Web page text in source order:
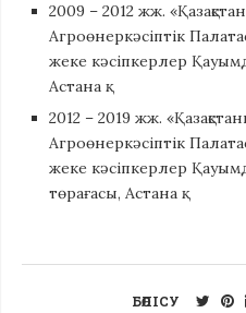
2009 – 2012 жж.
Агроөнеркәсіптік
жеке кәсіпкерлер
Астана қ.
2012 – 2019 жж.
Агроөнеркәсіптік
жеке кәсіпкерлер
төрағасы, Астана қ.
БӨЛІСУ